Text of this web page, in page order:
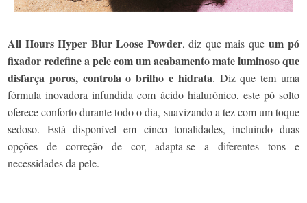
All Hours Hyper Blur Loose Powder, diz que mais queum pó
fixador redefine a pele com um acabamento mate luminoso que
disfarça poros, controla o brilho e hidrata. Diz que tem uma
fórmula inovadora infundida com ácido hialurónico, este pó solto
oferece conforto durante todo o dia, suavizando a tez com um toque
sedoso.Está disponível em cinco tonalidades, incluindo duas
opções de correção de cor, adapta-se a diferentes tons e
necessidades da pele.